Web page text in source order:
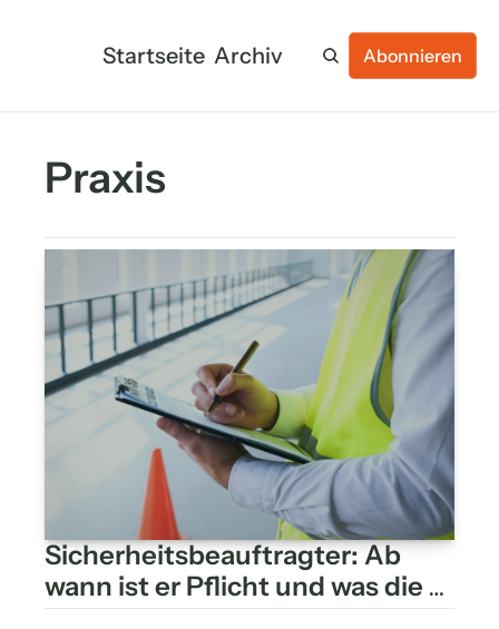
Startseite Archiv Abonnieren
Praxis
Sicherheitsbeauftragter: Ab
wann ist er Pflicht und was die
Gefährdungsbeurteilung